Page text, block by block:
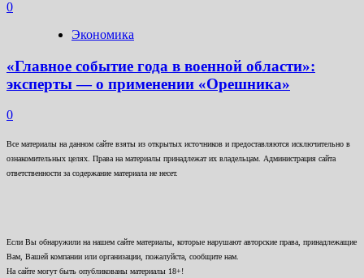
0
Экономика
«Главное событие года в военной области»:
эксперты — о применении «Орешника»
0
Все материалы на данном сайте взяты из открытых источников и предоставляются исключительно в
ознакомительных целях. Права на материалы принадлежат их владельцам. Администрация сайта
ответственности за содержание материала не несет.
Если Вы обнаружили на нашем сайте материалы, которые нарушают авторские права, принадлежащие
Вам, Вашей компании или организации, пожалуйста, сообщите нам.
На сайте могут быть опубликованы материалы 18+!